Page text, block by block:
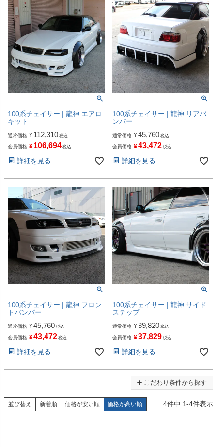
100系チェイサー | 龍神 エアロ
キット
通常価格 ¥ 112,310 税込
会員価格 ¥ 106,694 税込
詳細を見る
100系チェイサー | 龍神 リアバ
ンパー
通常価格 ¥45,760 税込
会員価格 ¥43,472 税込
詳細を見る
100系チェイサー | 龍神 フロン
トバンパー
通常価格 ¥45,760 税込
会員価格 ¥43,472 税込
詳細を見る
100系チェイサー | 龍神 サイド
ステップ
通常価格 ¥39,820 税込
会員価格 ¥37,829 税込
詳細を見る
こだわり条件から探す
並び替え 新着順 価格が安い順 価格が高い順 4件中 1-4件表示